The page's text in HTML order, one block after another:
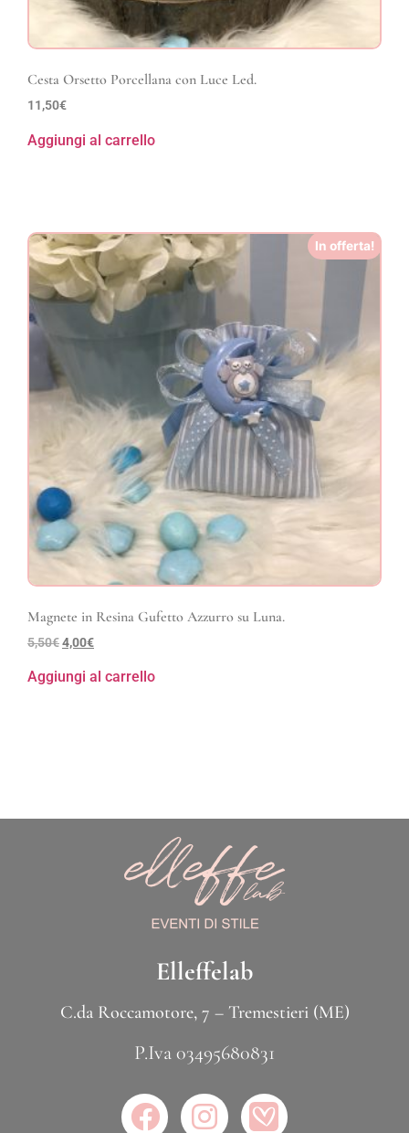
Cesta Orsetto Porcellana con Luce Led.
11,50€
Aggiungi al carrello
In offerta!
Magnete in Resina Gufetto Azzurro su Luna.
5,50€4,00€
Aggiungi al carrello
Elleffelab
C.da Roccamotore, 7 – Tremestieri (ME)
P.Iva 03495680831